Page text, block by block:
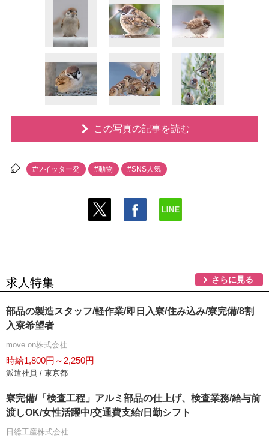
この写真の記事を読む
#ツイッター発 #動物 #SNS人気
求人特集 さらに見る
部品の製造スタッフ/軽作業/即日入寮/住み込み/寮完備/8割
入寮希望者
move on株式会社
時給1,800円～2,250円
派遣社員 / 東京都
寮完備/「検査工程」アルミ部品の仕上げ、検査業務/給与前
渡しOK/女性活躍中/交通費支給/日勤シフト
日総工産株式会社